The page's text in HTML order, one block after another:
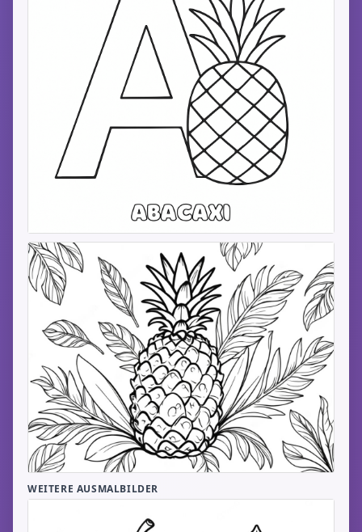
WEITERE AUSMALBILDER